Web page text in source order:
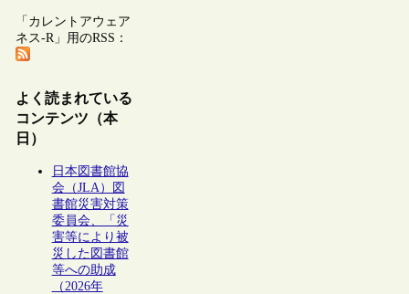
「カレントアウェア
ネス-R」用のRSS：
よく読まれている
コンテンツ（本
日）
日本図書館協
会（JLA）図
書館災害対策
委員会、「災
害等により被
災した図書館
等への助成
（2026年